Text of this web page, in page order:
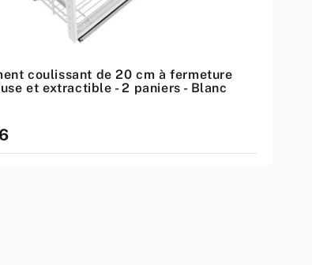
coulissant de 20 cm à fermeture
et extractible - 2 paniers - Blanc